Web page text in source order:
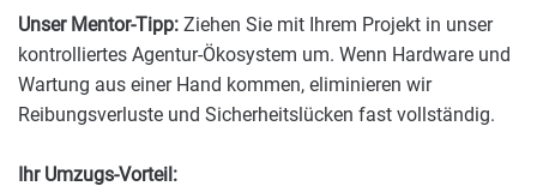
Unser Mentor-Tipp: Ziehen Sie mit Ihrem Projekt in unser
kontrolliertes Agentur-Ökosystem um. Wenn Hardware und
Wartung aus einer Hand kommen, eliminieren wir
Reibungsverluste und Sicherheitslücken fast vollständig.
Ihr Umzugs-Vorteil: